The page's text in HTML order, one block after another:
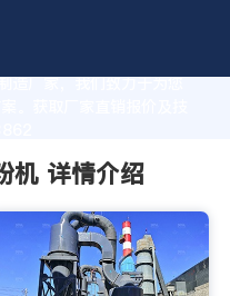
造厂家，我们致力于为您
。获取厂家直销报价及技
机 详情介绍